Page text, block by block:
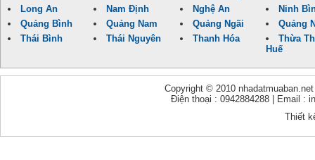
Long An
Nam Định Nghệ An
Ninh
Quảng Bình
Quảng Nam Quảng Ngãi
Quảng
Thái Bình
Thái Nguyên Thanh Hóa
Thừa
Huế
Copyright © 2010
Điện thoại : 0942884288 | Email :
Thiết